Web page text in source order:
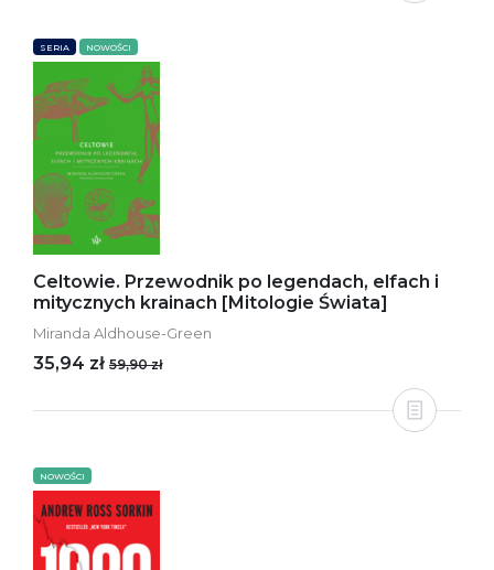
SERIA NOWOŚCI
Celtowie. Przewodnik po legendach, elfach i
mitycznych krainach [Mitologie Świata]
Miranda Aldhouse-Green
35,94 zł 59,90 zł
NOWOŚCI